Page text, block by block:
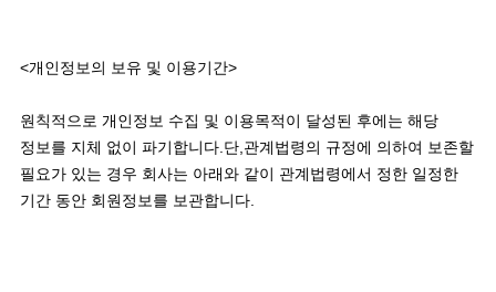
<개인정보의 보유 및 이용기간>
원칙적으로 개인정보 수집 및 이용목적이 달성된 후에는 해당
정보를 지체 없이 파기합니다.단,관계법령의 규정에 의하여 보존할
필요가 있는 경우 회사는 아래와 같이 관계법령에서 정한 일정한
기간 동안 회원정보를 보관합니다.